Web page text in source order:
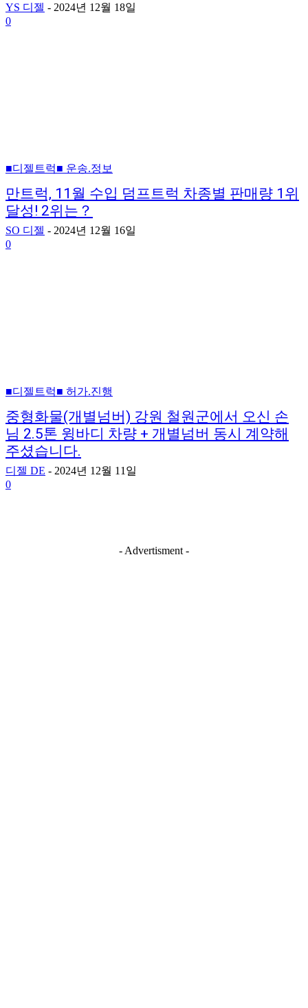
YS 디젤 - 2024년 12월 18일
0
■디젤트럭■ 운송.정보
만트럭, 11월 수입 덤프트럭 차종별 판매량 1위
달성! 2위는？
SO 디젤 - 2024년 12월 16일
0
■디젤트럭■ 허가.진행
중형화물(개별넘버) 강원 철원군에서 오신 손
님 2.5톤 윙바디 차량 + 개별넘버 동시 계약해
주셨습니다.
디젤 DE - 2024년 12월 11일
0
- Advertisment -